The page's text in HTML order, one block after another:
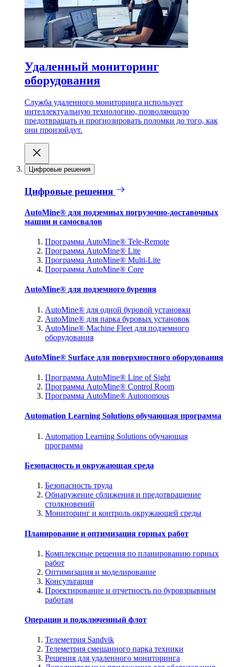
Удаленный мониторинг
оборудования
Служба удаленного мониторинга использует
интеллектуальную технологию, позволяющую
предотвращать и прогнозировать поломки до того, как
они произойдут.
Цифровые решения
Цифровые решения
AutoMine® для подземных погрузочно-доставочных
машин и самосвалов
Программа AutoMine® Tele-Remote
Программа AutoMine® Lite
Программа AutoMine® Multi-Lite
Программа AutoMine® Core
AutoMine® для подземного бурения
AutoMine® для одной буровой установки
AutoMine® для парка буровых установок
AutoMine® Machine Fleet для подземного
оборудования
AutoMine® Surface для поверхностного оборудования
Программа AutoMine® Line of Sight
Программа AutoMine® Control Room
Программа AutoMine® Autonomous
Automation Learning Solutions обучающая программа
Automation Learning Solutions обучающая
программа
Безопасность и окружающая среда
Безопасность труда
Обнаружение сближения и предотвращение
столкновений
Мониторинг и контроль окружающей среды
Планирование и оптимизация горных работ
Комплексные решения по планированию горных
работ
Оптимизация и моделирование
Консультация
Проектирование и отчетность по буровзрывным
работам
Операции и подключенный флот
Телеметрия Sandvik
Телеметрия смешанного парка техники
Решения для удаленного мониторинга